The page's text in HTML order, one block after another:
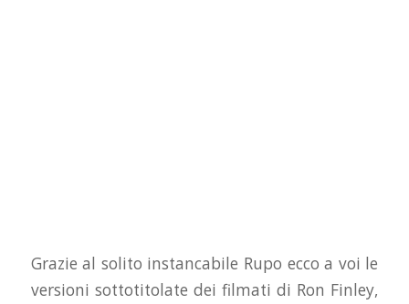
Grazie al solito instancabile Rupo ecco a voi le
versioni sottotitolate dei filmati di Ron Finley,